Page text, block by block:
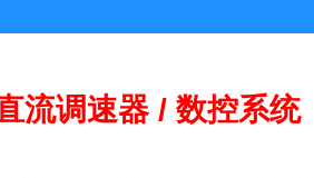
流调速器 / 数控系统